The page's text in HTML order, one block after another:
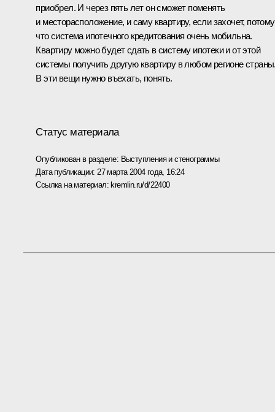
приобрел. И через пять лет он сможет поменять
и месторасположение, и саму квартиру, если захочет, потому
что система ипотечного кредитования очень мобильна.
Квартиру можно будет сдать в систему ипотеки и от этой
системы получить другую квартиру в любом регионе
В эти вещи нужно въехать, понять.
Статус материала
Опубликован в разделе: Выступления и стенограммы
Дата публикации: 27 марта 2004 года, 16:24
Ссылка на материал:kremlin.ru/d/22400